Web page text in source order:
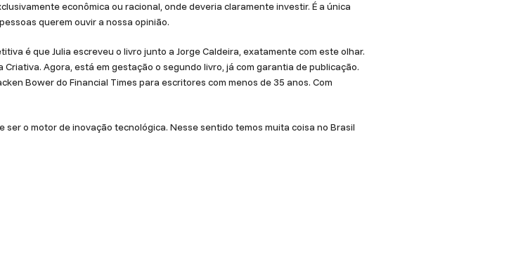
econômica ou racional, onde deveria claramente investir. É a única
querem ouvir a nossa opinião.
é que Julia escreveu o livro junto a Jorge Caldeira, exatamente com este olhar.
Agora, está em gestação o segundo livro, já com garantia de publicação.
Bower do Financial Times para escritores com menos de 35 anos. Com
o motor de inovação tecnológica. Nesse sentido temos muita coisa no Brasil